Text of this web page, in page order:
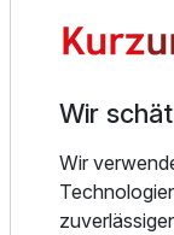
Wohlfühlen. An
Hause sind.
DAS HOTEL
MODERN &
Wir
Wir